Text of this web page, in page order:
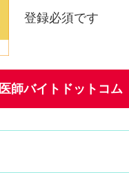
登録必須です
医師バイトドットコム